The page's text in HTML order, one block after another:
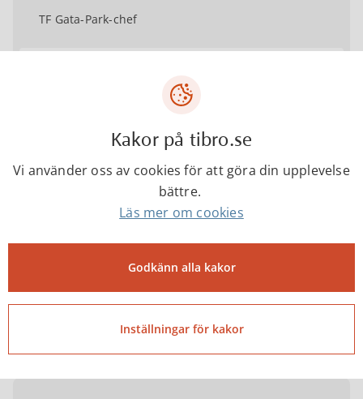
TF Gata-Park-chef
Martin Hansson
Projekteringsingenjör
martin.hansson@tibro.se
0504-18150
Kakor på tibro.se
Vi använder oss av cookies för att göra din upplevelse
bättre.
Läs mer om cookies
Godkänn alla kakor
Inställningar för kakor